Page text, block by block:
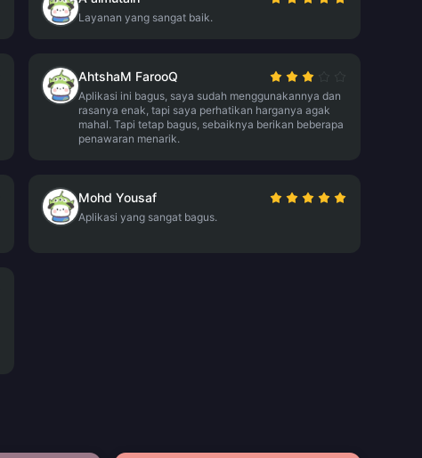
Layanan yang sangat baik.
AhtshaM FarooQ
Aplikasi ini bagus, saya sudah menggunakannya dan
rasanya enak, tapi saya perhatikan harganya agak
mahal. Tapi tetap bagus, sebaiknya berikan beberapa
penawaran menarik.
Mohd Yousaf
Aplikasi yang sangat bagus.